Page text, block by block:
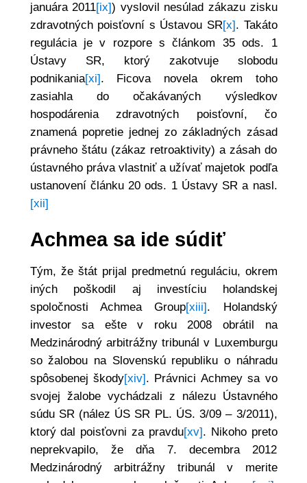
januára 2011[ix]) vyslovil nesúlad zákazu zisku
zdravotných poisťovní s Ústavou SR[x]. Takáto
regulácia je v rozpore s článkom 35 ods. 1
Ústavy SR, ktorý zakotvuje slobodu
podnikania[xi]. Ficova novela okrem toho
zasiahla do očakávaných výsledkov
hospodárenia zdravotných poisťovní, čo
znamená popretie jednej zo základných zásad
právneho štátu (zákaz retroaktivity) a zásah do
ústavného práva vlastniť a užívať majetok podľa
ustanovení článku 20 ods. 1 Ústavy SR a nasl.
[xii]
Achmea sa ide súdiť
Tým, že štát prijal predmetnú reguláciu, okrem
iných poškodil aj investíciu holandskej
spoločnosti Achmea Group[xiii]. Holandský
investor sa ešte v roku 2008 obrátil na
Medzinárodný arbitrážny tribunál v Luxemburgu
so žalobou na Slovenskú republiku o náhradu
spôsobenej škody[xiv]. Právnici Achmey sa vo
svojej žalobe vychádzali z nálezu Ústavného
súdu SR (nález ÚS SR PL. ÚS. 3/09 – 3/2011),
ktorý dal poisťovni za pravdu[xv]. Nikoho preto
neprekvapilo, že dňa 7. decembra 2012
Medzinárodný arbitrážny tribunál v merite